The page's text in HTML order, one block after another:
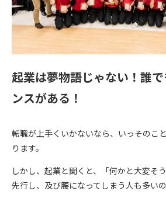
起業は夢物語じゃない！誰
ンスがある！
転職が上手くいかないなら、いっそのこ
ります。
しかし、起業と聞くと、「何かと大変そ
先行し、及び腰になってしまう人も多い